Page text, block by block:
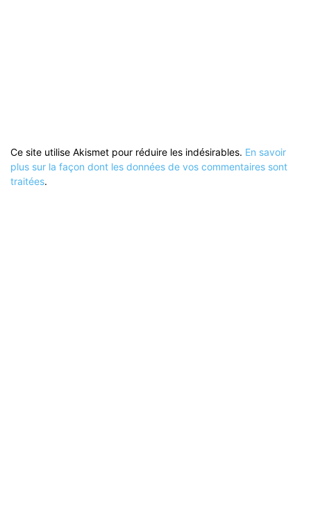
Ce site utilise Akismet pour réduire les indésirables. En savoir
plus sur la façon dont les données de vos commentaires sont
traitées.